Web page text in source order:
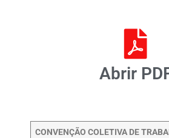
Abrir
CONVENÇÃO COLETIVA DE